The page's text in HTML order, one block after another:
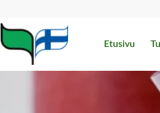
Etusivu